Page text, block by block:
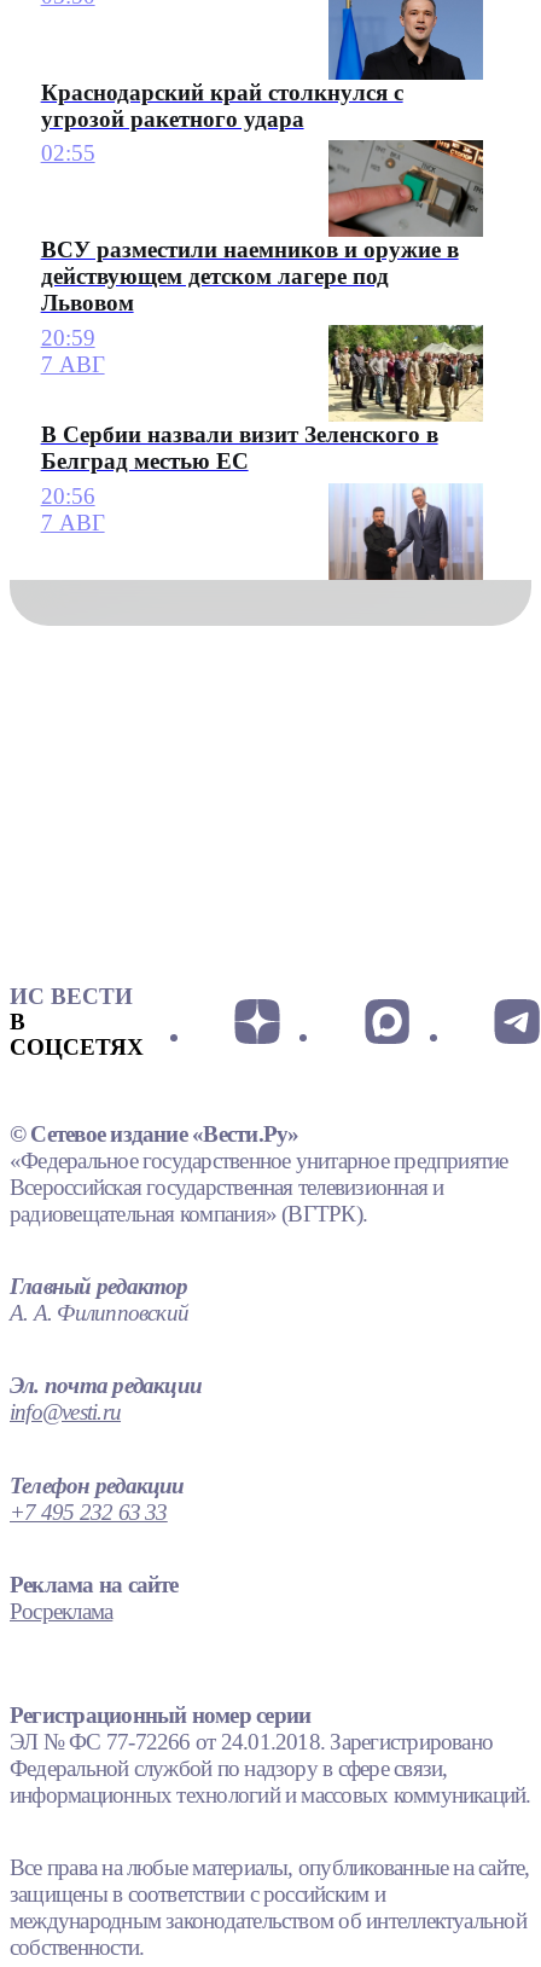
Краснодарский край столкнулся с
угрозой ракетного удара
02:55
ВСУ разместили наемников и оружие в
действующем детском лагере под
Львовом
20:59
7 АВГ
В Сербии назвали визит Зеленского в
Белград местью ЕС
20:56
7 АВГ
ИС ВЕСТИ
В
СОЦСЕТЯХ
© Сетевое издание «Вести.Ру»
«Федеральное государственное унитарное предприятие
Всероссийская государственная телевизионная и
радиовещательная компания» (ВГТРК).
Главный редактор
А. А. Филипповский
Эл. почта редакции
info@vesti.ru
Телефон редакции
+7 495 232 63 33
Реклама на сайте
Росреклама
Регистрационный номер серии
ЭЛ № ФС 77-72266 от 24.01.2018. Зарегистрировано
Федеральной службой по надзору в сфере связи,
информационных технологий и массовых коммуникаций.
Все права на любые материалы, опубликованные на сайте,
защищены в соответствии с российским и
международным законодательством об интеллектуальной
собственности.